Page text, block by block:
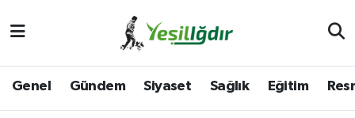
Genel Gündem Siyaset Sağlık Eğitim